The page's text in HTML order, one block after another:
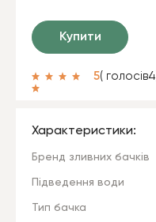
Купити
5( голосів4
Характеристики:
Бренд зливних бачків
Підведення води
Тип бачка